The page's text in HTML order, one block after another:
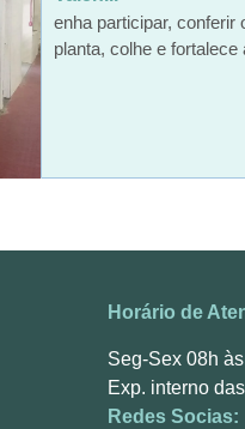
enha participar, conferir
planta, colhe e
Horário de
Seg-Sex 08h
Exp. interno
Redes Socias: